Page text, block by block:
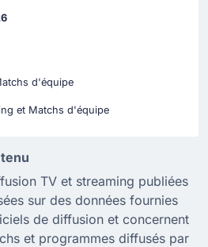
d'équipe
et Matchs d'équipe
TV et streaming publiées
sur des données fournies
de diffusion et concernent
et programmes diffusés par